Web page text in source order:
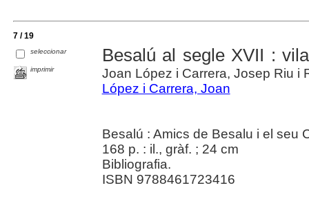
7 / 19
seleccionar
imprimir
Besalú al segle XVII :
Joan López i Carrera, Josep Riu i
López i Carrera, Joan
Besalú : Amics de Besalu i el seu
168 p. : il., gràf. ; 24 cm
Bibliografia.
ISBN 9788461723416